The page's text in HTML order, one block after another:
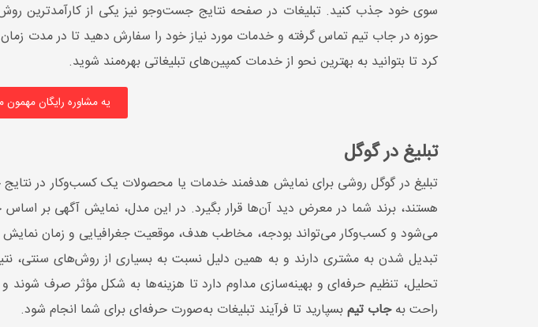
سوی خود جذب کنید. تبلیغات در صفحه نتایج جست‌وجو نیز یکی از کارآمدترین
حوزه در جاب تیم تماس گرفته و خدمات مورد نیاز خود را سفارش دهید تا در مدت
کرد تا بتوانید به بهترین نحو از خدمات کمپین‌های تبلیغاتی بهره‌مند شوید.
یه مشاوره رایگان مهمون مایی :
تبلیغ در گوگل
تبلیغ در گوگل روشی برای نمایش هدفمند خدمات یا محصولات یک کسب‌وکار در
هستند، برند شما در معرض دید آن‌ها قرار بگیرد. در این مدل، نمایش آگهی بر اساس
می‌شود و کسب‌وکار می‌تواند بودجه، مخاطب هدف، موقعیت جغرافیایی و زمان نمایش
تبدیل شدن به مشتری دارند و به همین دلیل نسبت به بسیاری از روش‌های سنتی،
تحلیل، تنظیم حرفه‌ای و بهینه‌سازی مداوم دارد تا هزینه‌ها به شکل مؤثر صرف شوند
راحت بهجاب تیمبسپارید تا فرآیند تبلیغات به‌صورت حرفه‌ای برای شما انجام شود.